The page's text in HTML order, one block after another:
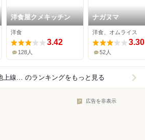
洋食屋クメキッチン
洋食
3.42
128人
ナガヌマ
洋食、オムライス
3.30
52人
長原～蓮沼（池上線）×洋食 のランキングをもっと見る
広告を非表示